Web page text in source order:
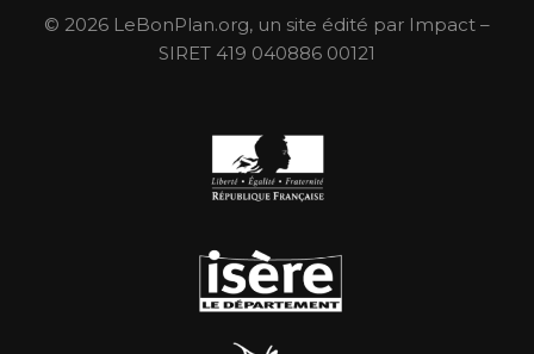
© 2026 LeBonPlan.org, un site édité par Impact –
SIRET 419 040886 00121